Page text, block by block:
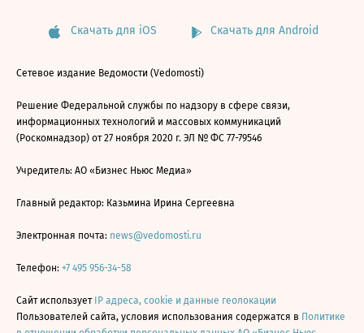
Скачать для iOS Скачать для Android
Сетевое издание Ведомости (Vedomosti)
Решение Федеральной службы по надзору в сфере связи,
информационных технологий и массовых коммуникаций
(Роскомнадзор) от 27 ноября 2020 г. ЭЛ № ФС 77-79546
Учредитель: АО «Бизнес Ньюс Медиа»
Главный редактор: Казьмина Ирина Сергеевна
Электронная почта: news@vedomosti.ru
Телефон: +7 495 956-34-58
Сайт использует IP адреса, cookie и данные геолокации
Пользователей сайта, условия использования содержатся в Политике